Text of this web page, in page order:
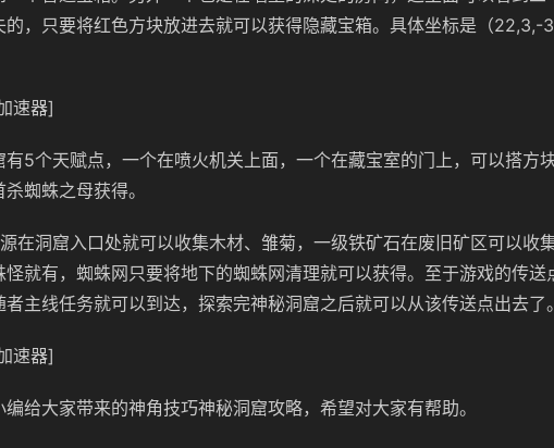
的，只要将红色方块放进去就可以获得隐藏宝箱。具体坐标是（22,3,-
速器]
有5个天赋点，一个在喷火机关上面，一个在藏宝室的门上，可以搭方
蜘蛛之母获得。
在洞窟入口处就可以收集木材、雏菊，一级铁矿石在废旧矿区可以收
怪就有，蜘蛛网只要将地下的蜘蛛网清理就可以获得。至于游戏的传送
主线任务就可以到达，探索完神秘洞窟之后就可以从该传送点出去了。
速器]
编给大家带来的神角技巧神秘洞窟攻略，希望对大家有帮助。